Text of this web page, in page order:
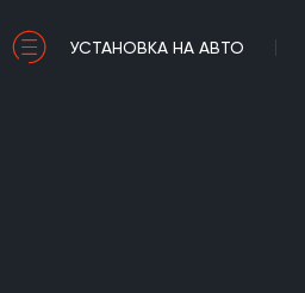
УСТАНОВКА НА АВТО